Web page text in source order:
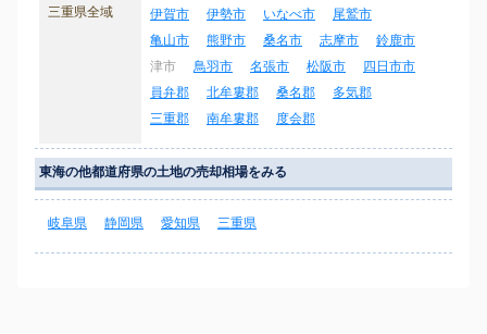
三重県全域 伊賀市 伊勢市 いなべ市
尾鷲市
亀山市
熊野市 桑名市 志摩市
鈴鹿市
津市
鳥羽市 名張市 松阪市
四日市市
員弁郡
北牟婁郡 桑名郡
多気郡
三重郡
南牟婁郡 度会郡
東海の他都道府県の土地の売却相場をみる
岐阜県 静岡県 愛知県 三重県